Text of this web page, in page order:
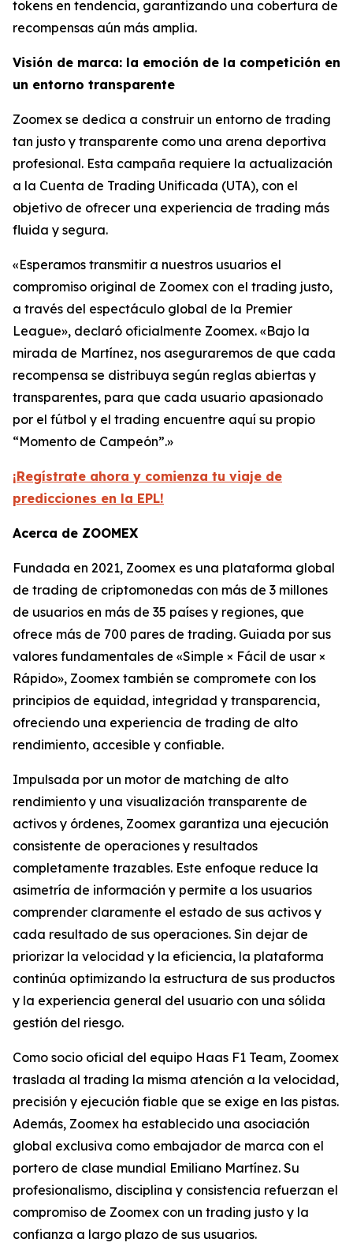
tokens en tendencia, garantizando una cobertura de
recompensas aún más amplia.
Visión de marca: la emoción de la competición en
un entorno transparente
Zoomex se dedica a construir un entorno de trading
tan justo y transparente como una arena deportiva
profesional. Esta campaña requiere la actualización
a la Cuenta de Trading Unificada (UTA), con el
objetivo de ofrecer una experiencia de trading más
fluida y segura.
«Esperamos transmitir a nuestros usuarios el
compromiso original de Zoomex con el trading justo,
a través del espectáculo global de la Premier
League», declaró oficialmente Zoomex. «Bajo la
mirada de Martínez, nos aseguraremos de que cada
recompensa se distribuya según reglas abiertas y
transparentes, para que cada usuario apasionado
por el fútbol y el trading encuentre aquí su propio
“Momento de Campeón”.»
¡Regístrate ahora y comienza tu viaje de
predicciones en la EPL!
Acerca de ZOOMEX
Fundada en 2021, Zoomex es una plataforma global
de trading de criptomonedas con más de 3 millones
de usuarios en más de 35 países y regiones, que
ofrece más de 700 pares de trading. Guiada por sus
valores fundamentales de «Simple × Fácil de usar ×
Rápido», Zoomex también se compromete con los
principios de equidad, integridad y transparencia,
ofreciendo una experiencia de trading de alto
rendimiento, accesible y confiable.
Impulsada por un motor de matching de alto
rendimiento y una visualización transparente de
activos y órdenes, Zoomex garantiza una ejecución
consistente de operaciones y resultados
completamente trazables. Este enfoque reduce la
asimetría de información y permite a los usuarios
comprender claramente el estado de sus activos y
cada resultado de sus operaciones. Sin dejar de
priorizar la velocidad y la eficiencia, la plataforma
continúa optimizando la estructura de sus productos
y la experiencia general del usuario con una sólida
gestión del riesgo.
Como socio oficial del equipo Haas F1 Team, Zoomex
traslada al trading la misma atención a la velocidad,
precisión y ejecución fiable que se exige en las pistas.
Además, Zoomex ha establecido una asociación
global exclusiva como embajador de marca con el
portero de clase mundial Emiliano Martínez. Su
profesionalismo, disciplina y consistencia refuerzan el
compromiso de Zoomex con un trading justo y la
confianza a largo plazo de sus usuarios.